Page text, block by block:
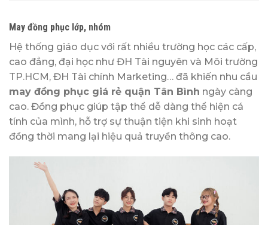
May đồng phục lớp, nhóm
Hệ thống giáo dục với rất nhiều trường học các cấp,
cao đẳng, đại học như ĐH Tài nguyên và Môi trường
TP.HCM, ĐH Tài chính Marketing… đã khiến nhu cầu
may đồng phục giá rẻ quận Tân Bình ngày càng
cao. Đồng phục giúp tập thể dễ dàng thể hiện cá
tính của mình, hỗ trợ sự thuận tiện khi sinh hoạt
đồng thời mang lại hiệu quả truyền thông cao.